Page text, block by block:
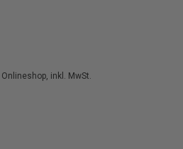
inkl. MwSt.